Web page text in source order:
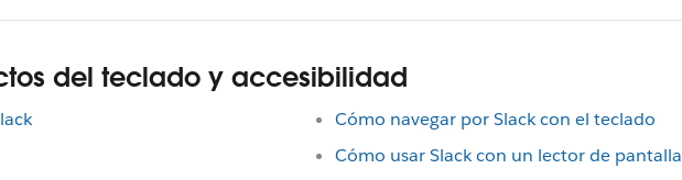
del teclado y accesibilidad
Cómo navegar por Slack con el teclado
Cómo usar Slack con un lector de pantalla